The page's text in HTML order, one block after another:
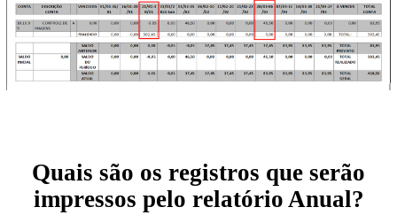
Quais são os registros que serão
impressos pelo relatório Anual?